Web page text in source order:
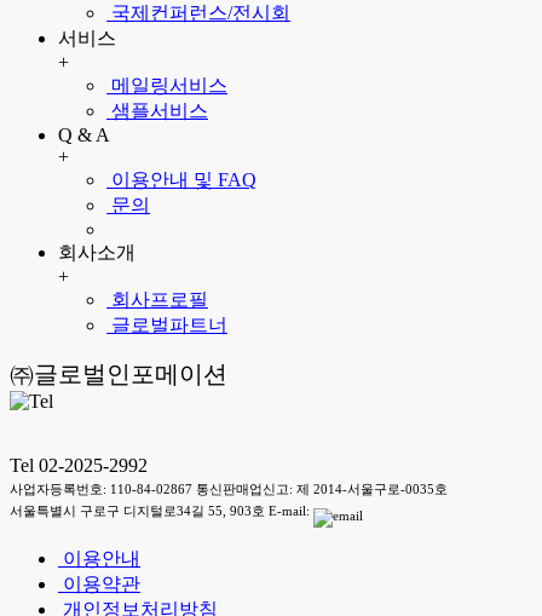
국제컨퍼런스/전시회
서비스
+
메일링서비스
샘플서비스
Q & A
+
이용안내 및 FAQ
문의
회사소개
+
회사프로필
글로벌파트너
㈜글로벌인포메이션
Tel 02-2025-2992
사업자등록번호: 110-84-02867 통신판매업신고: 제 2014-서울구로-0035호
서울특별시 구로구 디지털로34길 55, 903호 E-mail:
이용안내
이용약관
개인정보처리방침